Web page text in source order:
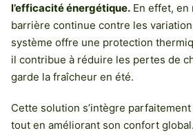
l’efficacité énergétique. En effet, en
barrière continue contre les
système offre une protection
il contribue à réduire les pertes de
garde la fraîcheur en été.
Cette solution s’intègre
tout en améliorant son confort